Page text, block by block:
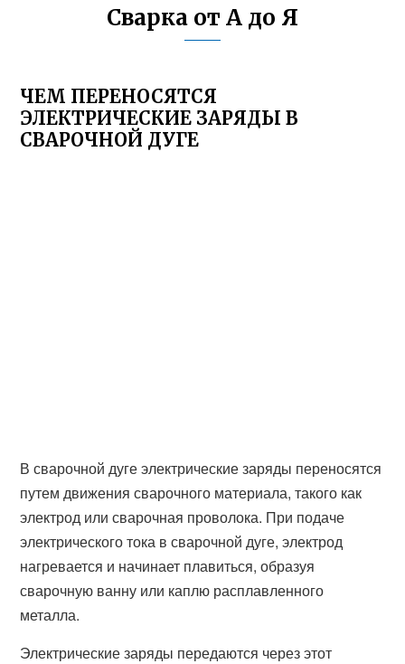
Сварка от А до Я
ЧЕМ ПЕРЕНОСЯТСЯ
ЭЛЕКТРИЧЕСКИЕ ЗАРЯДЫ В
СВАРОЧНОЙ ДУГЕ
В сварочной дуге электрические заряды переносятся
путем движения сварочного материала, такого как
электрод или сварочная проволока. При подаче
электрического тока в сварочной дуге, электрод
нагревается и начинает плавиться, образуя
сварочную ванну или каплю расплавленного
металла.
Электрические заряды передаются через этот